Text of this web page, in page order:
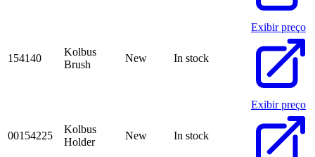
154140
Kolbus
Brush
New In stock
Exibir preço
00154225
Kolbus
Holder
New In stock
Exibir preço